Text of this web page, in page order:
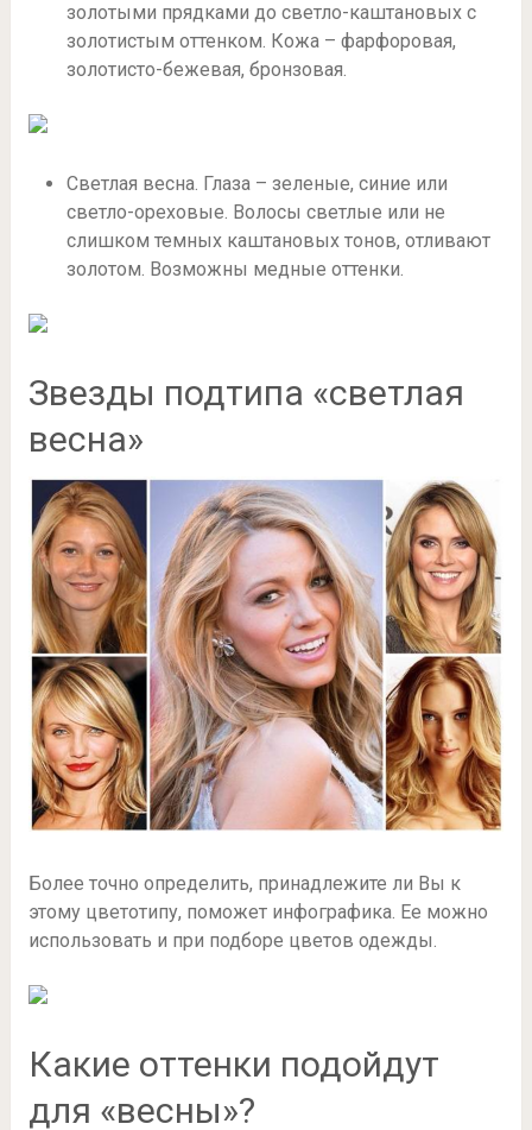
золотыми прядками до светло-каштановых с
золотистым оттенком. Кожа – фарфоровая,
золотисто-бежевая, бронзовая.
Светлая весна. Глаза – зеленые, синие или
светло-ореховые. Волосы светлые или не
слишком темных каштановых тонов, отливают
золотом. Возможны медные оттенки.
Звезды подтипа «светлая
весна»
Более точно определить, принадлежите ли Вы к
этому цветотипу, поможет инфографика. Ее можно
использовать и при подборе цветов одежды.
Какие оттенки подойдут
для «весны»?